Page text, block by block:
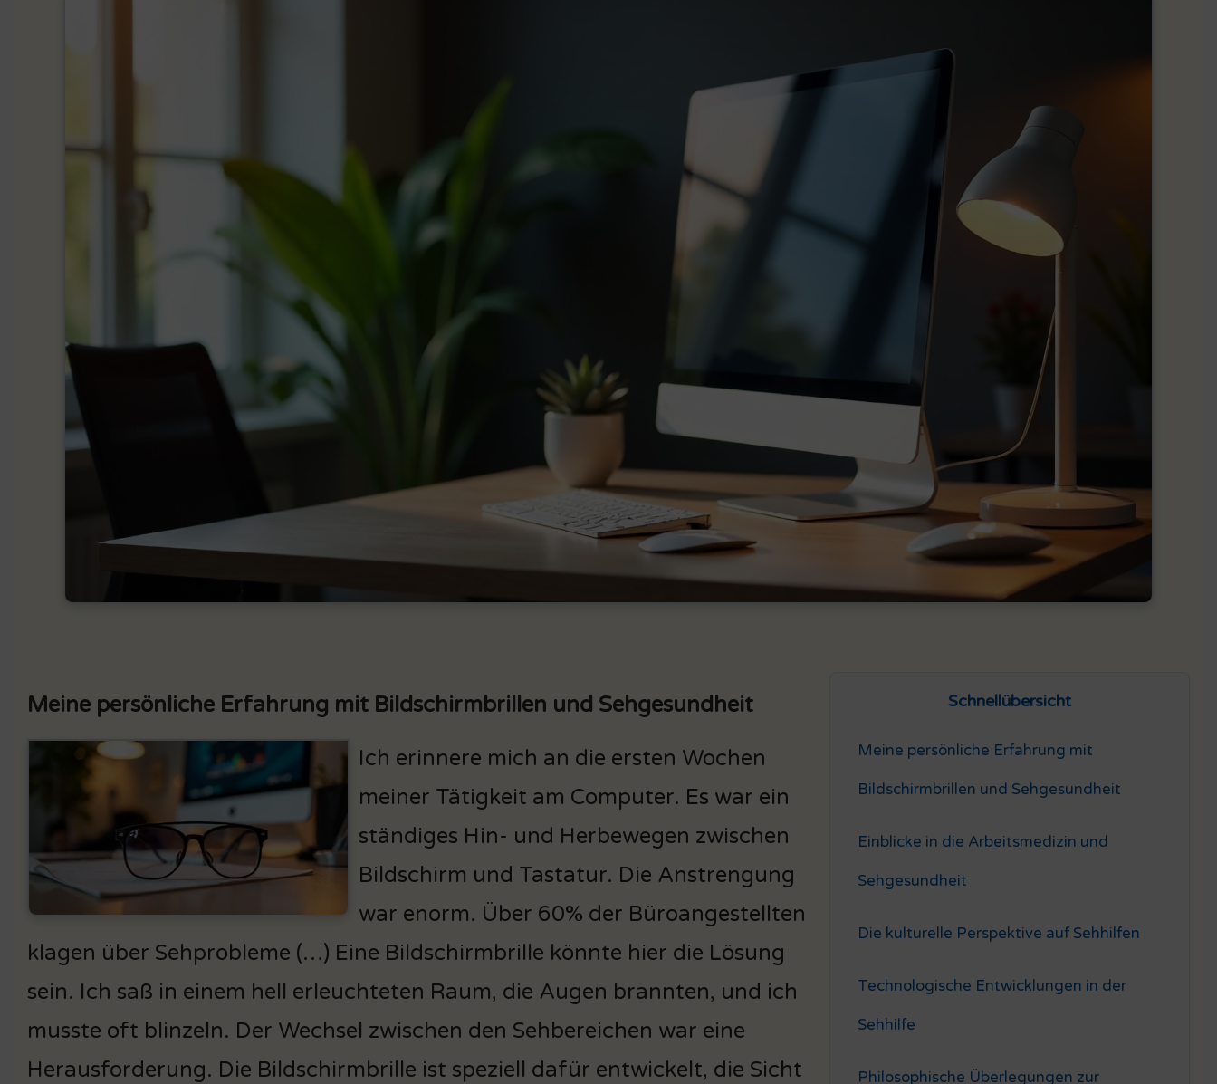
Schnellübersicht
Meine persönliche Erfahrung mit
Bildschirmbrillen und Sehgesundheit
Einblicke in die Arbeitsmedizin und
Sehgesundheit
Die kulturelle Perspektive auf Sehhilfen
Technologische Entwicklungen in der
Sehhilfe
Philosophische Überlegungen zur
Meine persönliche Erfahrung mit Bildschirmbrillen und Sehgesundheit
Ich erinnere mich an die ersten Wochen
meiner Tätigkeit am Computer. Es war ein
ständiges Hin- und Herbewegen zwischen
Bildschirm und Tastatur. Die Anstrengung
war enorm. Über 60% der Büroangestellten
klagen über Sehprobleme (…) Eine Bildschirmbrille könnte hier die Lösung
sein. Ich saß in einem hell erleuchteten Raum, die Augen brannten, und ich
musste oft blinzeln. Der Wechsel zwischen den Sehbereichen war eine
Herausforderung. Die Bildschirmbrille ist speziell dafür entwickelt, die Sicht